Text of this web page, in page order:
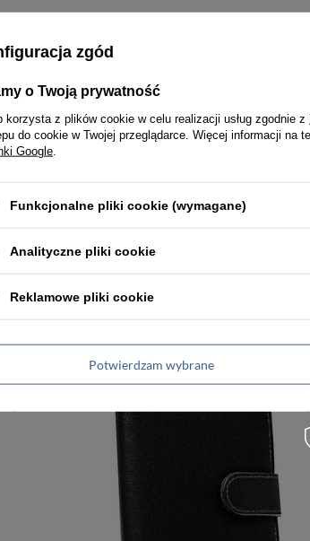
PROMOCJA
76,00 zł
zgód
o Twoją prywatność
korzysta z plików cookie w celu realizacji usług zgodnie z
do cookie w Twojej przeglądarce. Więcej informacji na
Google
Funkcjonalne pliki cookie (wymagane)
Analityczne pliki cookie
Reklamowe pliki cookie
Potwierdzam wybrane